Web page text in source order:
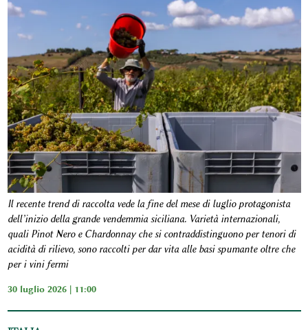
Il recente trend di raccolta vede la fine del mese di luglio protagonista
dell’inizio della grande vendemmia siciliana. Varietà internazionali,
quali Pinot Nero e Chardonnay che si contraddistinguono per tenori di
acidità di rilievo, sono raccolti per dar vita alle basi spumante oltre che
per i vini fermi
30 luglio 2026 | 11:00